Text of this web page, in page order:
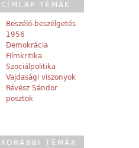
CÍMLAP TÉMÁK
Beszélő-beszélgetés
1956
Demokrácia
Filmkritika
Szociálpolitika
Vajdasági viszonyok
Révész Sándor
posztok
KORÁBBI TÉMÁK